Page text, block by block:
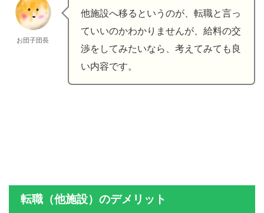
お団子団長
他施設へ移るというのが、転職と言っ
ていいのかわかりませんが、給料の交
渉をしてみたいなら、考えてみても良
い内容です。
転職（他施設）のデメリット